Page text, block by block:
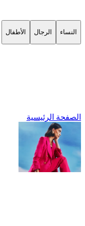
النساء الرجال الأطفال
الصفحة الرئيسية